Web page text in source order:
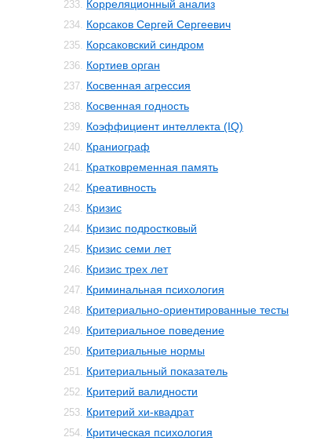
233. Корреляционный анализ
234. Корсаков Сергей Сергеевич
235. Корсаковский синдром
236. Кортиев орган
237. Косвенная агрессия
238. Косвенная годность
239. Коэффициент интеллекта (IQ)
240. Краниограф
241. Кратковременная память
242. Креативность
243. Кризис
244. Кризис подростковый
245. Кризис семи лет
246. Кризис трех лет
247. Криминальная психология
248. Критериально-ориентированные тесты
249. Критериальное поведение
250. Критериальные нормы
251. Критериальный показатель
252. Критерий валидности
253. Критерий хи-квадрат
254. Критическая психология